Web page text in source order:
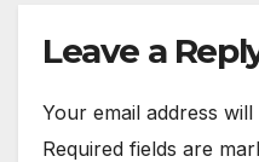
Leave a
Your email address
Required fields are